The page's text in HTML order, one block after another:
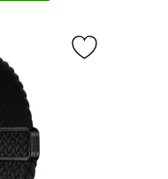
Band 10/9/8Markera